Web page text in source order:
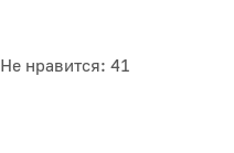
Не нравится: 41